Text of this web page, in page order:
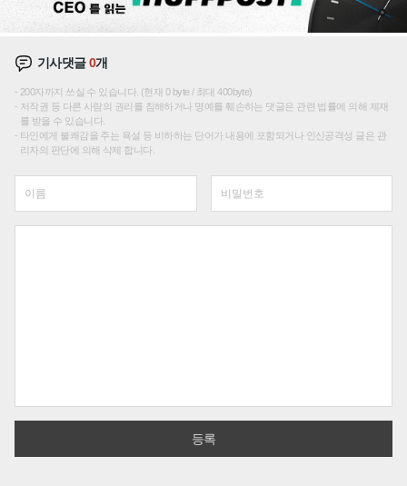
기사댓글0개
200자까지 쓰실 수 있습니다. (현재 0 byte / 최대 400byte)
저작권 등 다른 사람의 권리를 침해하거나 명예를 훼손하는 댓글은 관련 법률에 의해 제재
를 받을 수 있습니다.
타인에게 불쾌감을 주는 욕설 등 비하하는 단어가 내용에 포함되거나 인신공격성 글은 관
리자의 판단에 의해 삭제 합니다.